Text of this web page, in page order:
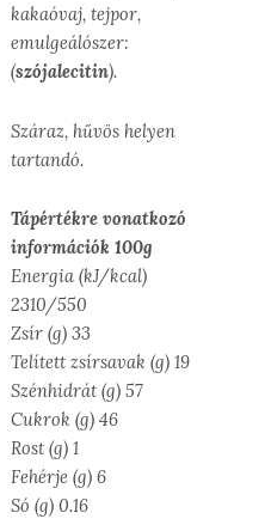
kakaóvaj, tejpor,
emulgeálószer:
(szójalecitin).
Száraz, hűvös helyen
tartandó.
Tápértékre vonatkozó
információk 100g
Energia (kJ/kcal)
2310/550
Zsír (g) 33
Telített zsírsavak (g) 19
Szénhidrát (g) 57
Cukrok (g) 46
Rost (g) 1
Fehérje (g) 6
Só (g) 0.16